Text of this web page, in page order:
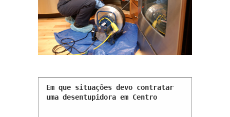
Em que situações devo contratar
uma desentupidora em Centro